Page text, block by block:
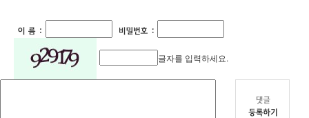
글자를 입력하세요.